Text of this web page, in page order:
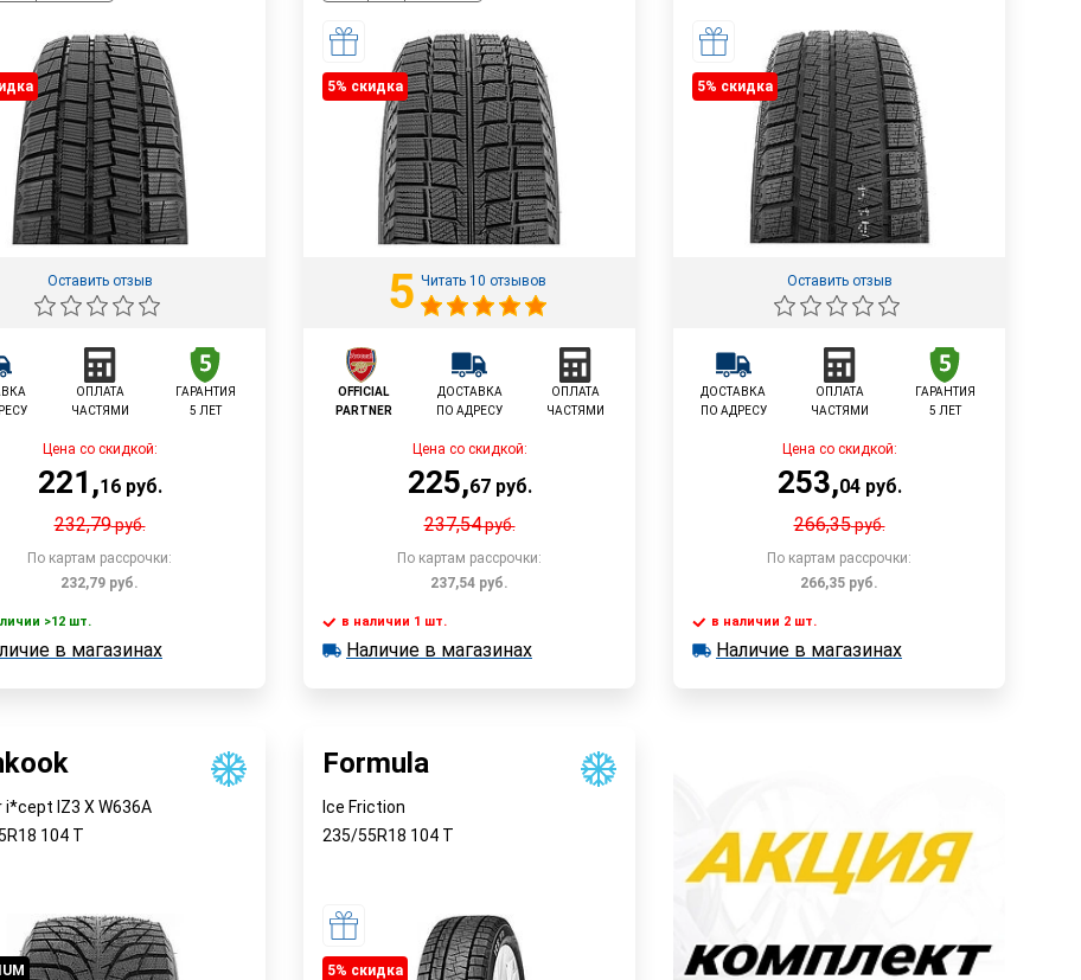
Оставить отзыв
ОПЛАТА
ЧАСТЯМИ
ГАРАНТИЯ
5 ЛЕТ
Цена со скидкой:
221 ,16руб.
232,79руб.
По картам рассрочки:
232,79 руб.
В корзину
>12 шт.
>12 шт.
в магазинах
5% cкидка
5 Читать 10 отзывов
OFFICIAL
PARTNER
ДОСТАВКА
ПО АДРЕСУ
ОПЛАТА
ЧАСТЯМИ
Цена со скидкой:
225,67руб.
237,54руб.
По картам рассрочки:
237,54 руб.
В корзину
в наличии 1 шт.
в наличии 1 шт.
Наличие в магазинах
5% cкидка
Оставить отзыв
ДОСТАВКА
ПО АДРЕСУ
ОПЛАТА
ЧАСТЯМИ
ГАРАНТИЯ
5 ЛЕТ
Цена со скидкой:
253,04руб.
266,35руб.
По картам рассрочки:
266,35 руб.
В корзину
в наличии 2 шт.
в наличии 2 шт.
Наличие в магазинах
i*cept IZ3 X W636A
104 T
Formula
Ice Friction
235/55R18 104 T
5% cкидка